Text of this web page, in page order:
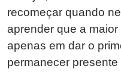
recomeçar quando
aprender que a
apenas em dar o
permanecer